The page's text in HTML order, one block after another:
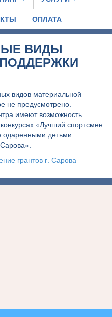
ОПЛАТА
ВИДЫ
видов материальной
не предусмотрено.
имеют возможность
«Лучший спортсмен
одаренными детьми
грантов г. Сарова